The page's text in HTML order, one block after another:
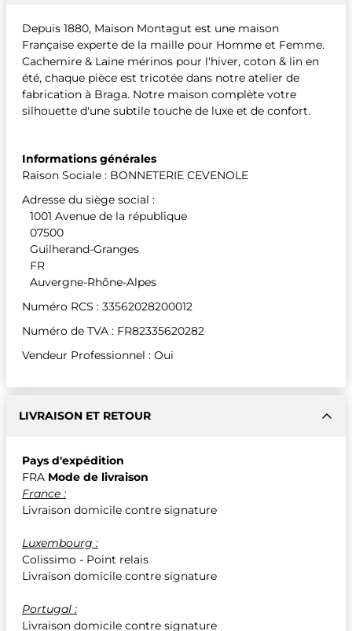
Depuis 1880, Maison Montagut est une maison
Française experte de la maille pour Homme et Femme.
Cachemire & Laine mérinos pour l'hiver, coton & lin en
été, chaque pièce est tricotée dans notre atelier de
fabrication à Braga. Notre maison complète votre
silhouette d'une subtile touche de luxe et de confort.
Informations générales
Raison Sociale : BONNETERIE CEVENOLE
Adresse du siège social :
1001 Avenue de la république
07500
Guilherand-Granges
FR
Auvergne-Rhône-Alpes
Numéro RCS : 33562028200012
Numéro de TVA : FR82335620282
Vendeur Professionnel : Oui
LIVRAISON ET RETOUR
Pays d'expédition
FRA Mode de livraison
France :
Livraison domicile contre signature
Luxembourg :
Colissimo - Point relais
Livraison domicile contre signature
Portugal :
Livraison domicile contre signature